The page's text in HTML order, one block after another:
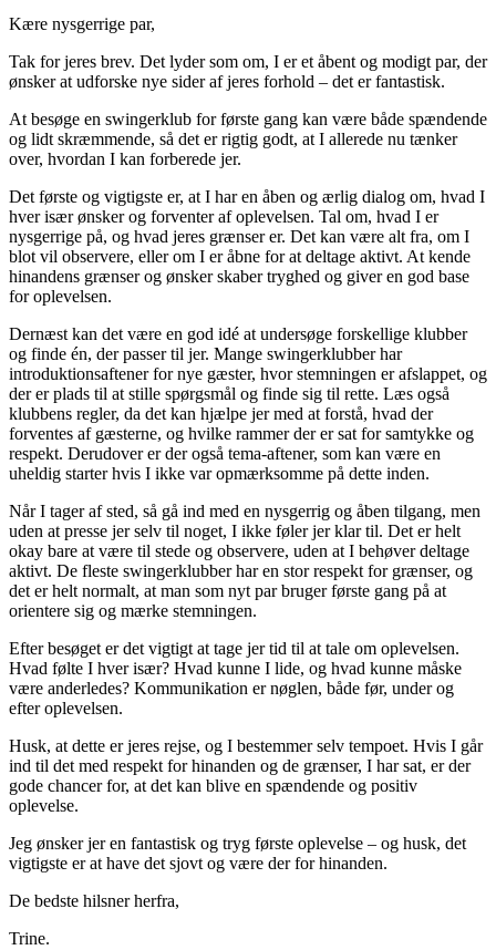
Kære nysgerrige par,
Tak for jeres brev. Det lyder som om, I er et åbent og modigt par, der
ønsker at udforske nye sider af jeres forhold – det er fantastisk.
At besøge en swingerklub for første gang kan være både spændende
og lidt skræmmende, så det er rigtig godt, at I allerede nu tænker
over, hvordan I kan forberede jer.
Det første og vigtigste er, at I har en åben og ærlig dialog om, hvad I
hver især ønsker og forventer af oplevelsen. Tal om, hvad I er
nysgerrige på, og hvad jeres grænser er. Det kan være alt fra, om I
blot vil observere, eller om I er åbne for at deltage aktivt. At kende
hinandens grænser og ønsker skaber tryghed og giver en god base
for oplevelsen.
Dernæst kan det være en god idé at undersøge forskellige klubber
og finde én, der passer til jer. Mange swingerklubber har
introduktionsaftener for nye gæster, hvor stemningen er afslappet, og
der er plads til at stille spørgsmål og finde sig til rette. Læs også
klubbens regler, da det kan hjælpe jer med at forstå, hvad der
forventes af gæsterne, og hvilke rammer der er sat for samtykke og
respekt. Derudover er der også tema-aftener, som kan være en
uheldig starter hvis I ikke var opmærksomme på dette inden.
Når I tager af sted, så gå ind med en nysgerrig og åben tilgang, men
uden at presse jer selv til noget, I ikke føler jer klar til. Det er helt
okay bare at være til stede og observere, uden at I behøver deltage
aktivt. De fleste swingerklubber har en stor respekt for grænser, og
det er helt normalt, at man som nyt par bruger første gang på at
orientere sig og mærke stemningen.
Efter besøget er det vigtigt at tage jer tid til at tale om oplevelsen.
Hvad følte I hver især? Hvad kunne I lide, og hvad kunne måske
være anderledes? Kommunikation er nøglen, både før, under og
efter oplevelsen.
Husk, at dette er jeres rejse, og I bestemmer selv tempoet. Hvis I går
ind til det med respekt for hinanden og de grænser, I har sat, er der
gode chancer for, at det kan blive en spændende og positiv
oplevelse.
Jeg ønsker jer en fantastisk og tryg første oplevelse – og husk, det
vigtigste er at have det sjovt og være der for hinanden.
De bedste hilsner herfra,
Trine.